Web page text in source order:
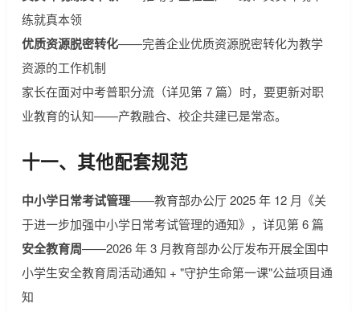
练就真本领
优质资源脱密转化——完善企业优质资源脱密转化为教学
资源的工作机制
家长在面对中考普职分流（详见第 7 篇）时，要更新对职
业教育的认知——产教融合、校企共建已是常态。
十一、其他配套规范
中小学日常考试管理——教育部办公厅 2025 年 12 月《关
于进一步加强中小学日常考试管理的通知》，详见第 6 篇
安全教育周——2026 年 3 月教育部办公厅发布开展全国中
小学生安全教育周活动通知 + "守护生命第一课"公益项目通
知